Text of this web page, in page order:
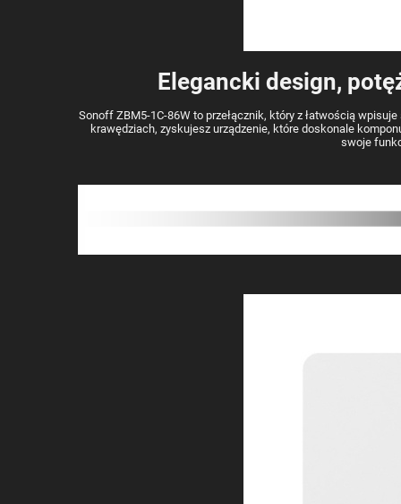
Elegancki design,
Sonoff ZBM5-1C-86W to przełącznik, który z łatwością
krawędziach, zyskujesz urządzenie, które doskonale
swoje